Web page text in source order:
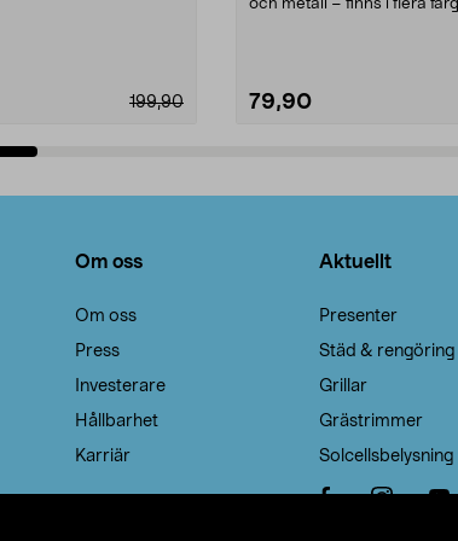
199,90
och metall – finns i flera
79,90
Om oss
Om oss
Press
Investerare
Hållbarhet
Karriär
Aktuellt
Presenter
Städ & rengöring
Grillar
Grästrimmer
Solcellsbelysning